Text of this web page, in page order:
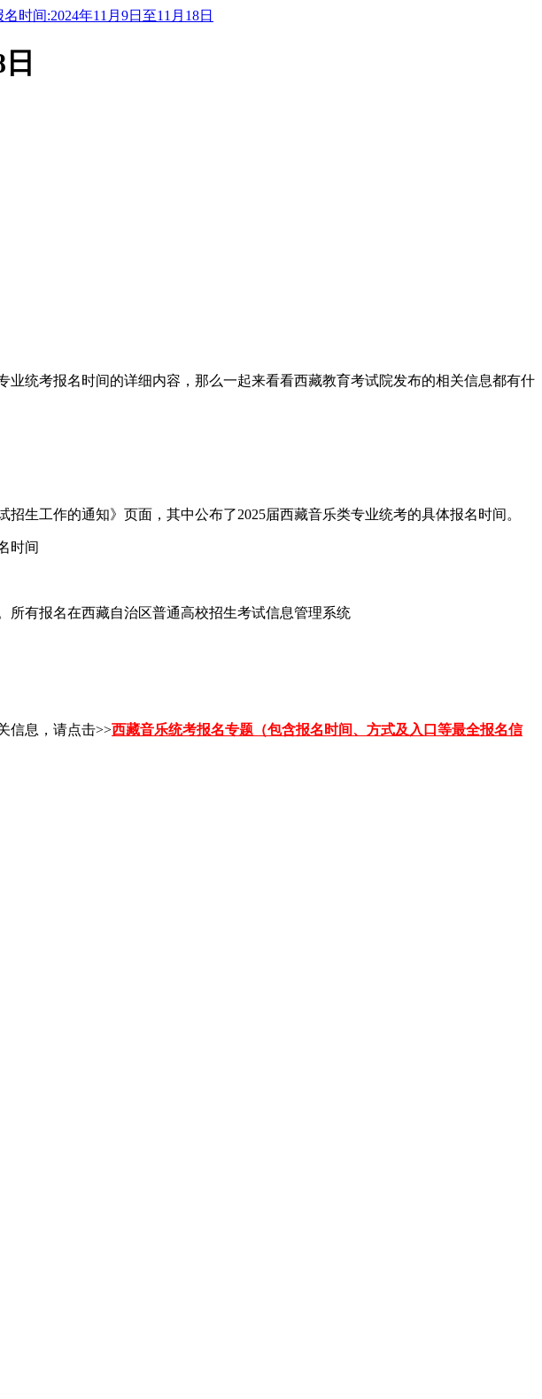
时间:2024年11月9日至11月18日
统考报名时间的详细内容，那么一起来看看西藏教育考试院发布的相关信息都有什
生工作的通知》页面，其中公布了2025届西藏音乐类专业统考的具体报名时间。
所有报名在西藏自治区普通高校招生考试信息管理系统
信息，请点击>>西藏音乐统考报名专题（包含报名时间、方式及入口等最全报名信